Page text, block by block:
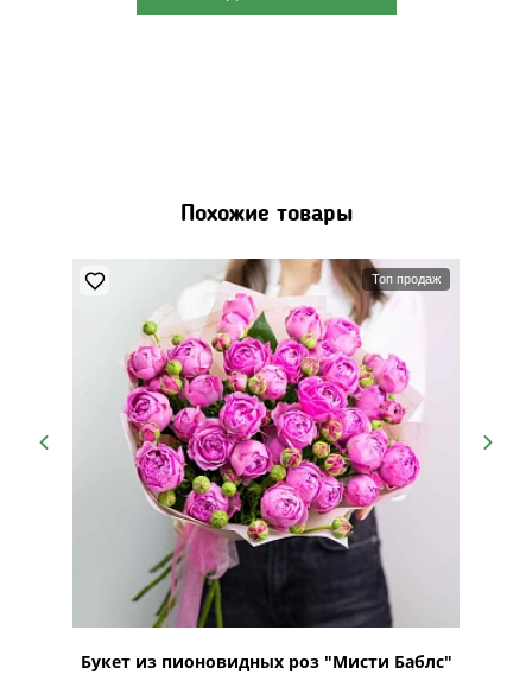
Похожие товары
Топ продаж
Букет из пионовидных роз "Мисти Баблс"